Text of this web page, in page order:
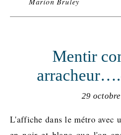
Mentir
29
L'affiche dans le métro avec une jolie femme souriante